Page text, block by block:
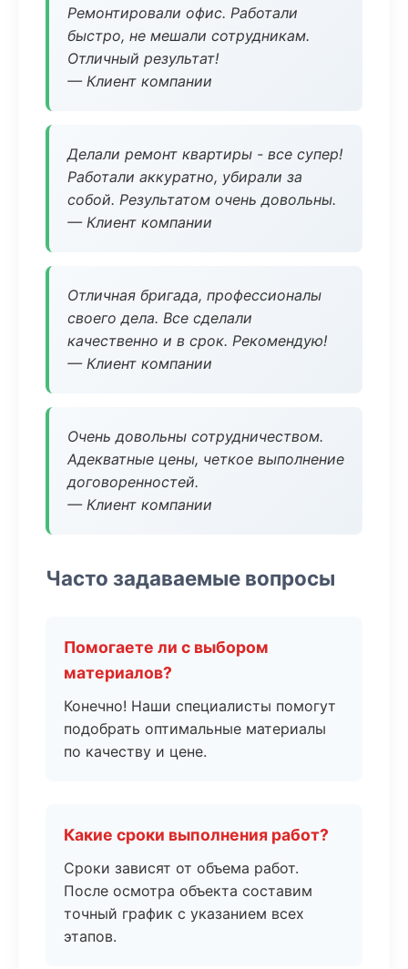
Ремонтировали офис. Работали
быстро, не мешали сотрудникам.
Отличный результат!
— Клиент компании
Делали ремонт квартиры - все супер!
Работали аккуратно, убирали за
собой. Результатом очень довольны.
— Клиент компании
Отличная бригада, профессионалы
своего дела. Все сделали
качественно и в срок. Рекомендую!
— Клиент компании
Очень довольны сотрудничеством.
Адекватные цены, четкое выполнение
договоренностей.
— Клиент компании
Часто задаваемые вопросы
Помогаете ли с выбором
материалов?
Конечно! Наши специалисты помогут
подобрать оптимальные материалы
по качеству и цене.
Какие сроки выполнения работ?
Сроки зависят от объема работ.
После осмотра объекта составим
точный график с указанием всех
этапов.